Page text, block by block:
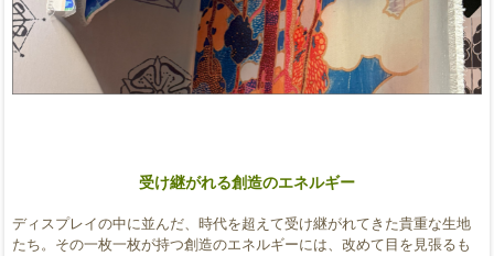
受け継がれる創造のエネルギー
ディスプレイの中に並んだ、時代を超えて受け継がれてきた貴重な生地
たち。その一枚一枚が持つ創造のエネルギーには、改めて目を見張るも